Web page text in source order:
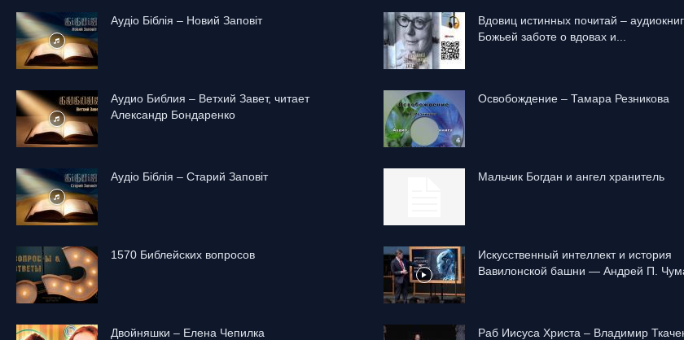
Аудіо Біблія – Новий Заповіт
Аудио Библия – Ветхий Завет, читает
Александр Бондаренко
Аудіо Біблія – Старий Заповіт
1570 Библейских вопросов
Двойняшки – Елена Чепилка
Вдовиц истинных почитай –
Божьей заботе о вдовах и...
Освобождение – Тамара Резникова
Mальчик Богдан и ангел хранитель
Искусственный интеллект и история
Вавилонской башни — Андрей П.
Раб Иисуса Христа – Владимир